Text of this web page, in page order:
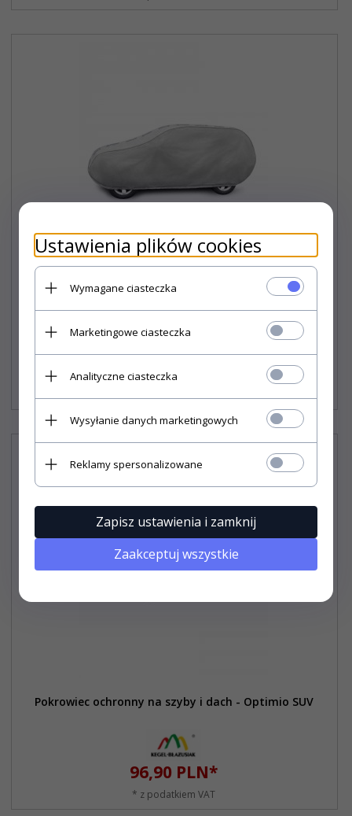
159,90
* z podatkiem VAT
Pokrowiec ochronny na szyby i dach - Optimio SUV
96,90 PLN*
* z podatkiem VAT
Ustawienia plików cookies
Wymagane ciasteczka
Marketingowe ciasteczka
Analityczne ciasteczka
Wysyłanie danych marketingowych
Reklamy spersonalizowane
Zapisz ustawienia i zamknij
Zaakceptuj wszystkie